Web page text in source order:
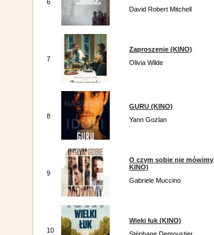
6
David Robert Mitchell
7
Zaproszenie (KINO)
Olivia Wilde
8
GURU (KINO)
Yann Gozlan
9
O czym sobie nie mówimy
KINO)
Gabriele Muccino
10
Wieki łuk (KINO)